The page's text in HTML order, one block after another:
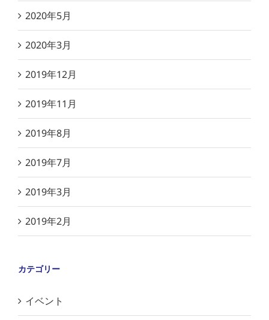
2020年5月
2020年3月
2019年12月
2019年11月
2019年8月
2019年7月
2019年3月
2019年2月
カテゴリー
イベント